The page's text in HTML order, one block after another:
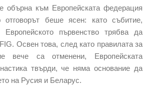
обърна към Европейската федерация
отговорът беше ясен: като събитие,
първенство трябва да
Освен това, след като правилата за
вече са отменени, Европейската
твърди, че няма основание да
на Русия и Беларус.